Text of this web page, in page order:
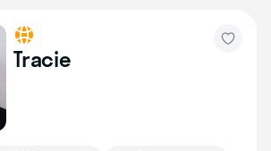
Tracie